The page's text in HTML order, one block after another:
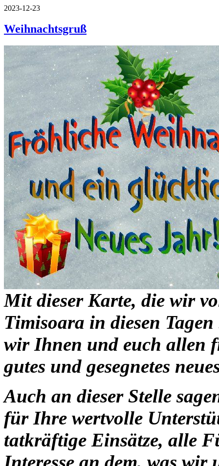
2023-12-23
Weihnachtsgruß
Mit dieser Karte, die wir
Timisoara in diesen
wir Ihnen und euch allen
gutes und gesegnetes
Auch an dieser Stelle
für Ihre wertvolle
tatkräftige Einsätze, alle
Interesse an dem, was wir